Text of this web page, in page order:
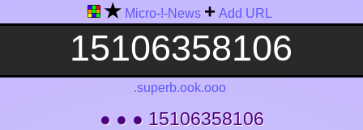
★ Micro-!-News + Add URL
.superb.ook.ooo
● ● ● 15106358106